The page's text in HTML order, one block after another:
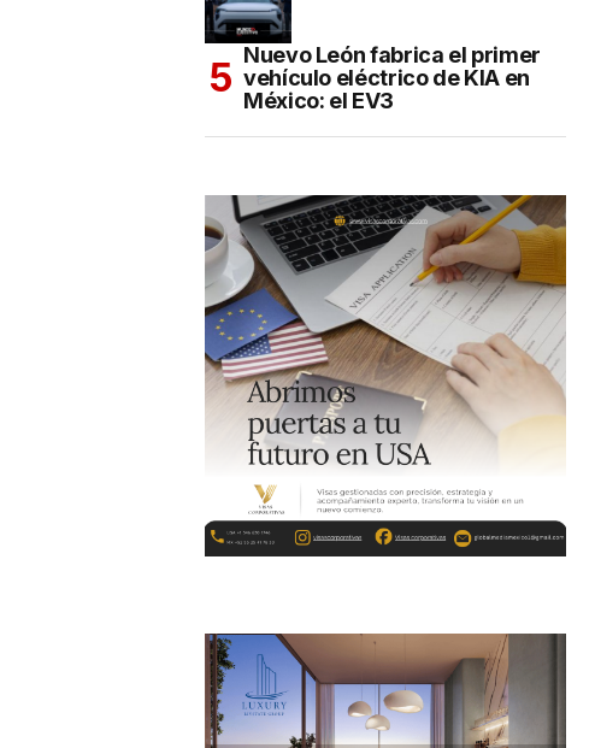
Nuevo León fabrica el primer
vehículo eléctrico de KIA en
México: el EV3